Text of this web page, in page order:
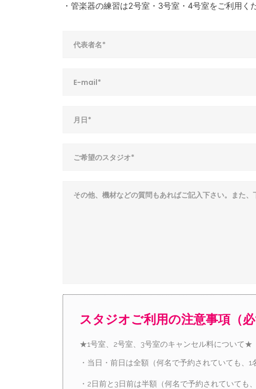
・管楽器の練習は2号室・3号室・4号室をご利用く
スタジオご利用の注意事項（
★1号室、2号室、3号室のキャンセル料について★
・当日・前日は全額（何名で予約されていても、1
・2日前と3日前は半額（何名で予約されていても